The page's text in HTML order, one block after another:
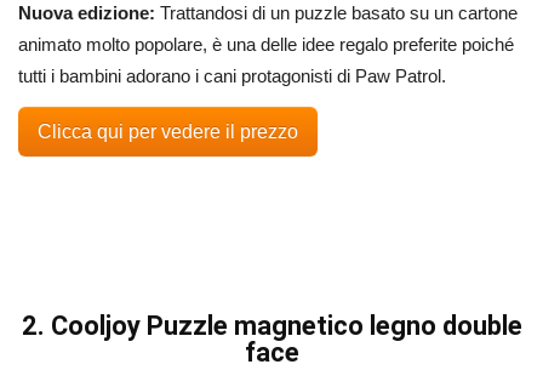
Nuova edizione: Trattandosi di un puzzle basato su un cartone
animato molto popolare, è una delle idee regalo preferite poiché
tutti i bambini adorano i cani protagonisti di Paw Patrol.
Clicca qui per vedere il prezzo
2. Cooljoy Puzzle magnetico legno double
face